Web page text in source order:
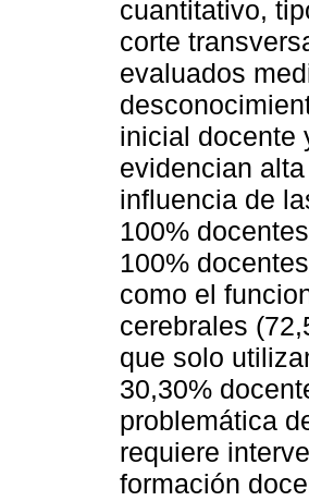
cuantitativo,
corte
evaluados
inicial docente
evidencian
influencia de
100%
100%
como el
cerebrales
que solo
30,30%
problemática
requiere
formación